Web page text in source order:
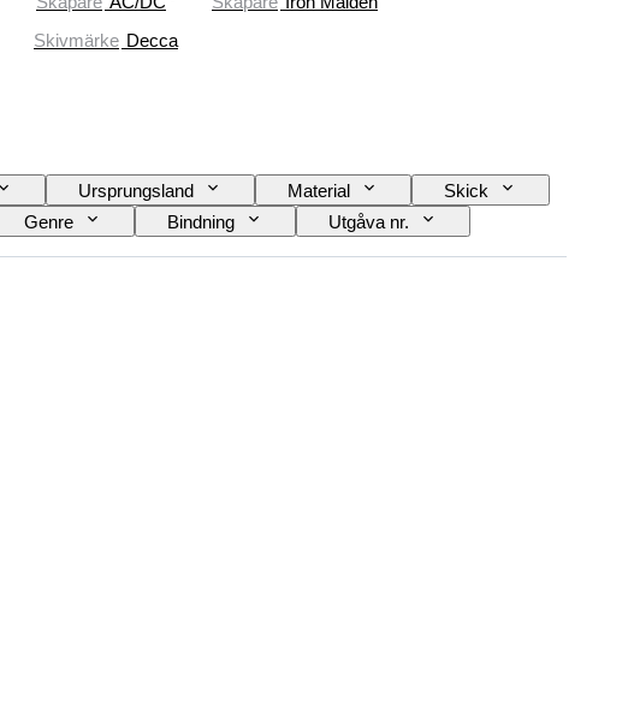
Skivmärke Decca
Ursprungsland Material
Skick
Genre Bindning
Utgåva nr.
Konstnär
Skivmärke